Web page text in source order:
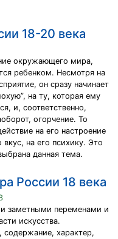
18-20 века
окружающего мира,
ребенком. Несмотря на
он сразу начинает
на ту, которая ему
и, соответственно,
огорчение. То
на его настроение
на его психику. Это
данная тема.
России 18 века
заметными переменами и
искусства.
содержание, характер,